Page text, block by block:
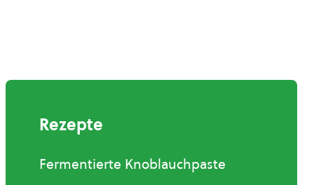
Rezepte
Fermentierte Knoblauchpaste